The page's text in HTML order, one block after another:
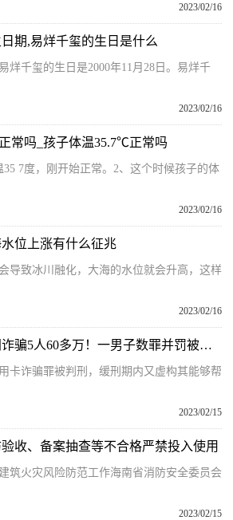
2023/02/16
期,易烊千玺的生日是什么
烊千玺的生日是2000年11月28日。易烊千
2023/02/16
常吗_孩子体温35.7℃正常吗
7度，刚开始正常。2、这个时候孩子的体
2023/02/16
位上涨有什么征兆
导致冰川融化，大海的水位就会升高，这样
2023/02/16
世界通讯！缓刑期间诈骗5人60多万！一男子数罪并罚被判13年半
卡诈骗罪被判刑，缓刑期内又虚构其能够帮
2023/02/15
收、备案抽查等不合格严禁投入使用
筑火灾风险防范工作海南省消防安全委员会
2023/02/15